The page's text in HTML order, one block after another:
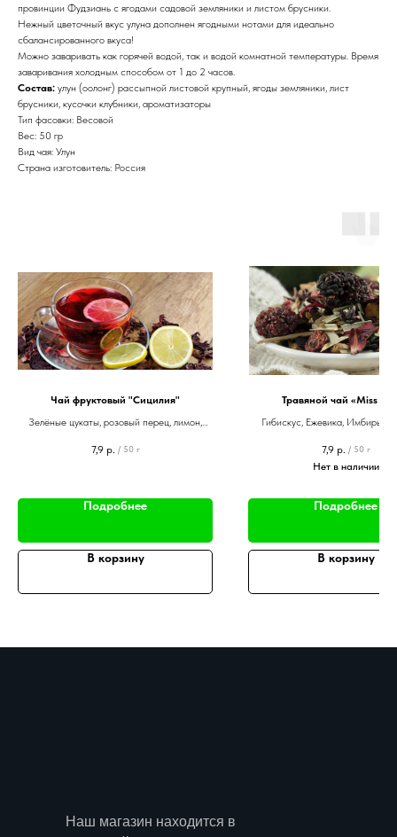
провинции Фудзиань с ягодами садовой земляники и листом брусники.
Нежный цветочный вкус улуна дополнен ягодными нотами для идеально
сбалансированного вкуса!
Можно заваривать как горячей водой, так и водой комнатной температуры. Время
заваривания холодным способом от 1 до 2 часов.
Состав: улун (оолонг) рассыпной листовой крупный, ягоды земляники, лист
брусники, кусочки клубники, ароматизаторы
Тип фасовки: Весовой
Вес: 50 гр
Вид чая: Улун
Страна изготовитель: Россия
Чай фруктовый "Сицилия"
Зелёные цукаты, розовый перец, лимон,
дольки апельсина
7,9 р. / 50 г
Подробнее
В корзину
Травяной чай «Miss
Гибискус, Ежевика, Имбирь,
Ароматизатор
7,9 р. / 50 г
Нет в наличии
Подробнее
В корзину
Наш магазин находится в